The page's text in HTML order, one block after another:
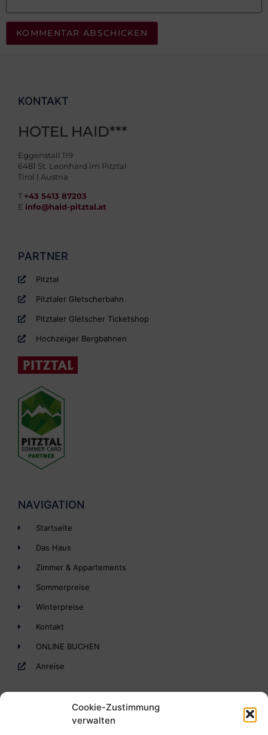
Cookie-Zustimmung
verwalten
NAVIGATION
Startseite
Das Haus
Zimmer & Appartements
Sommerpreise
Winterpreise
Kontakt
ONLINE BUCHEN
Anreise
PARTNER
Pitztal
Pitztaler Gletscherbahn
Pitztaler Gletscher Ticketshop
Hochzeiger Bergbahnen
KONTAKT
HOTEL HAID***
Eggenstall 119
6481 St. Leonhard im Pitztal
Tirol | Austria
T +43 5413 87203
E info@haid-pitztal.at